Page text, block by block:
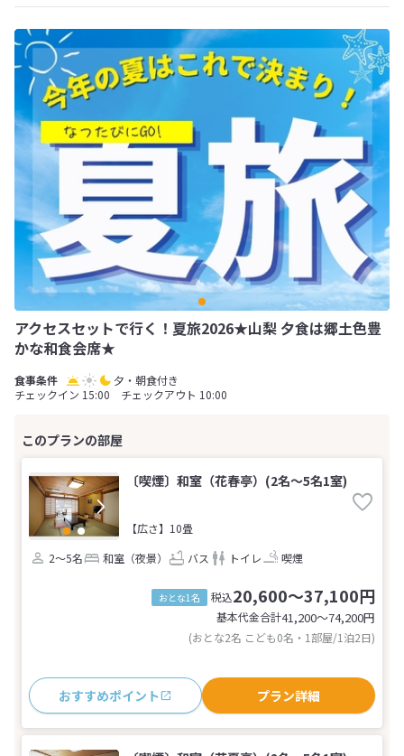
アクセスセットで行く！夏旅2026★山梨 夕食は郷土色豊
かな和食会席★
夕・朝食付き
チェックイン 15:00 チェックアウト 10:00
〔喫煙〕和室（花春亭）(2名～5名1室)
【広さ】10畳
2～5名
和室（夜景） バス トイレ 喫煙
おとな1名 税込20,600～37,100円
基本代金合計41,200〜74,200円
(おとな2名 こども0名・1部屋/1泊2日)
おすすめポイント プラン詳細